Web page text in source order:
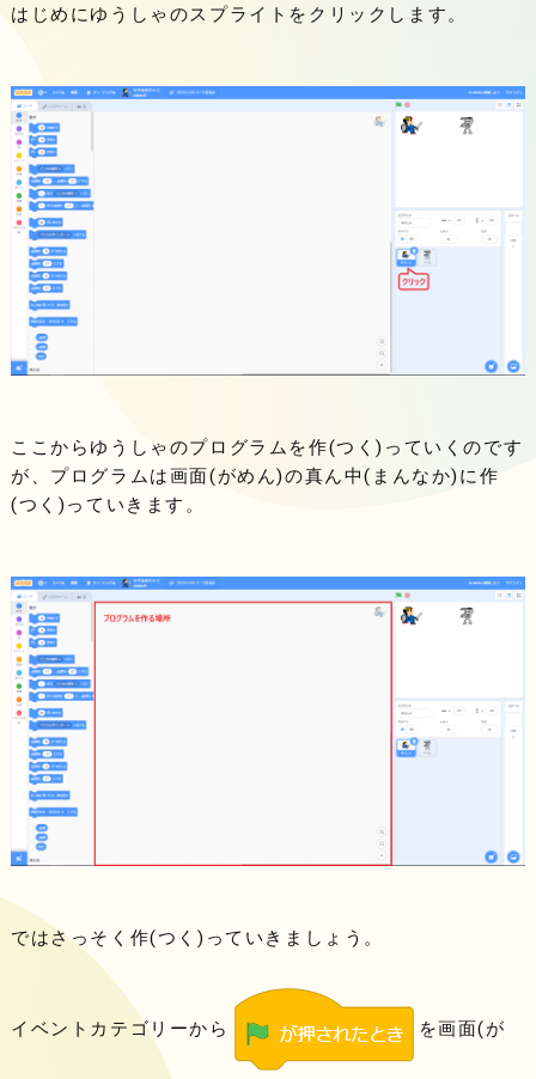
はじめにゆうしゃのスプライトをクリックします。
ここからゆうしゃのプログラムを作(つく)っていくのです
が、プログラムは画面(がめん)の真ん中(まんなか)に作
(つく)っていきます。
ではさっそく作(つく)っていきましょう。
イベントカテゴリーから を画面(が